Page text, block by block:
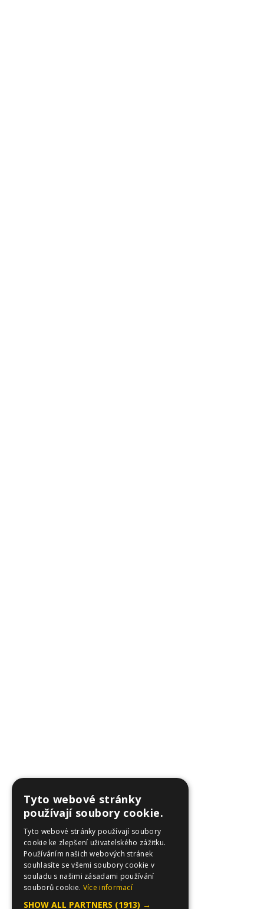
Tyto webové stránky
používají soubory cookie.
Tyto webové stránky používají soubory
cookie ke zlepšení uživatelského zážitku.
Používáním našich webových stránek
souhlasíte se všemi soubory cookie v
souladu s našimi zásadami používání
souborů cookie. Více informací
SHOW ALL PARTNERS (1913) →